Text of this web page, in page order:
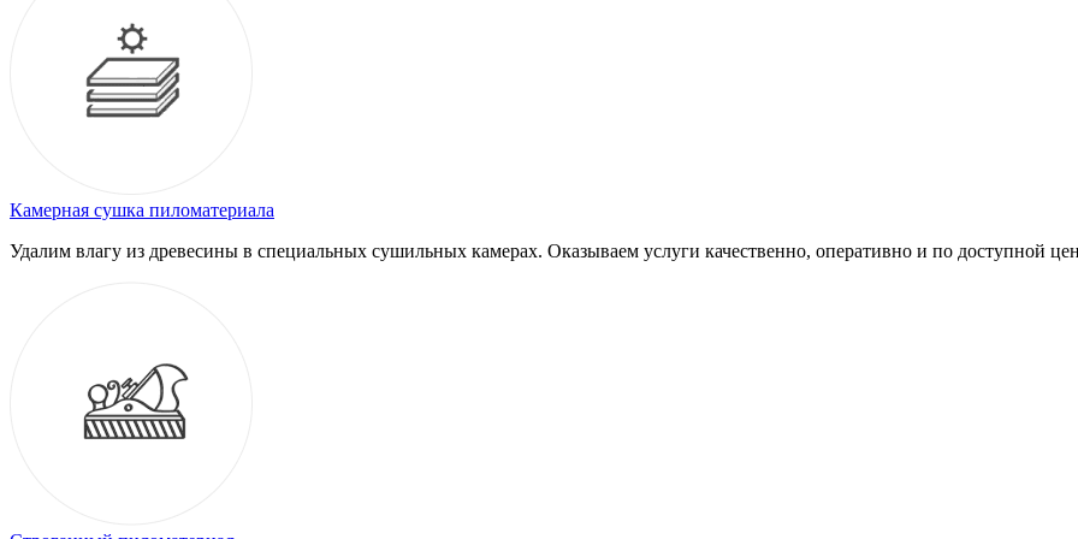
Камерная сушка пиломатериала
Удалим влагу из древесины в специальных сушильных камерах. Оказываем услуги качественно, оперативно и по доступной